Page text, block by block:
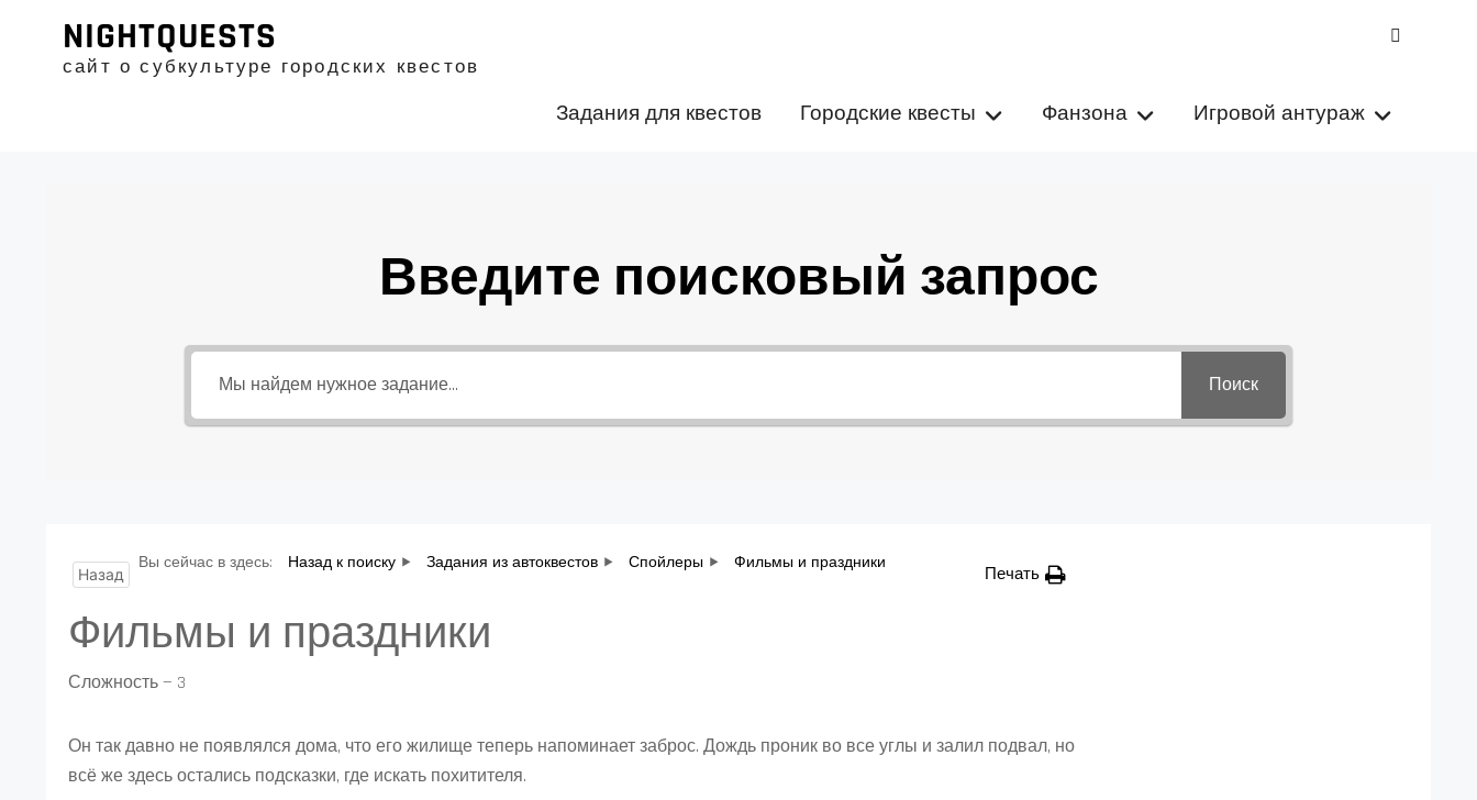
содержимому
NIGHTQUESTS
сайт о субкультуре городских квестов
Задания для квестов Городские квесты Фанзона Игровой антураж
Введите поисковый запрос
Поиск
Назад
Вы сейчас в здесь: Назад к поиску Задания из автоквестов Спойлеры Фильмы и праздники
Печать
Фильмы и праздники
Сложность — 3
Он так давно не появлялся дома, что его жилище теперь напоминает заброс. Дождь проник во все углы и залил подвал, но
всё же здесь остались подсказки, где искать похитителя.